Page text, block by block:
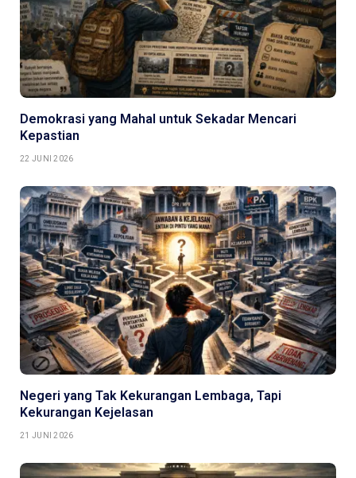
Demokrasi yang Mahal untuk Sekadar Mencari
Kepastian
22 JUNI 2026
Negeri yang Tak Kekurangan Lembaga, Tapi
Kekurangan Kejelasan
21 JUNI 2026